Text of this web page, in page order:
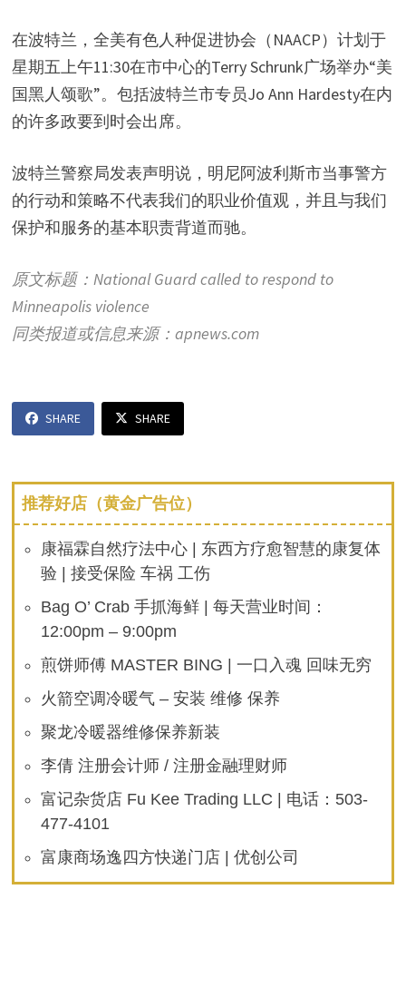
在波特兰，全美有色人种促进协会（NAACP）计划于
星期五上午11:30在市中心的Terry Schrunk广场举办“美
国黑人颂歌”。包括波特兰市专员Jo Ann Hardesty在内
的许多政要到时会出席。
波特兰警察局发表声明说，明尼阿波利斯市当事警方
的行动和策略不代表我们的职业价值观，并且与我们
保护和服务的基本职责背道而驰。
原文标题：National Guard called to respond to
Minneapolis violence
同类报道或信息来源：apnews.com
SHARE SHARE
推荐好店（黄金广告位）
康福霖自然疗法中心 | 东西方疗愈智慧的康复体
验 | 接受保险 车祸 工伤
Bag O’ Crab 手抓海鲜 | 每天营业时间：
12:00pm – 9:00pm
煎饼师傅 MASTER BING | 一口入魂 回味无穷
火箭空调冷暖气 – 安装 维修 保养
聚龙冷暖器维修保养新装
李倩 注册会计师 / 注册金融理财师
富记杂货店 Fu Kee Trading LLC | 电话：503-
477-4101
富康商场逸四方快递门店 | 优创公司